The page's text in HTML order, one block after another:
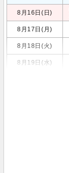
8月16日(日)
8月17日(月)
8月18日(火)
8月19日(水)